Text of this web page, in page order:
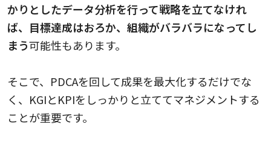
かりとしたデータ分析を行って戦略を立てなけれ
ば、目標達成はおろか、組織がバラバラになってし
まう可能性もあります。
そこで、PDCAを回して成果を最大化するだけでな
く、KGIとKPIをしっかりと立ててマネジメントする
ことが重要です。